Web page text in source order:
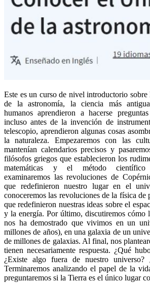
Este es un curso de nivel introductorio
de la astronomía, la ciencia más
humanos aprendieron a hacerse
incluso antes de la invención de
telescopio, aprendieron algunas cosas
la naturaleza. Empezaremos con las
mantenían calendarios precisos y
filósofos griegos que establecieron los
matemáticas y el método científico
examinaremos las revoluciones de
que redefinieron nuestro lugar en el
conoceremos las revoluciones de la física
que redefinieron nuestras ideas sobre el
y la energía. Por último, discutiremos cómo
nos ha demostrado que vivimos en un
millones de años), en una galaxia de un
de millones de galaxias. Al final, nos
tienen necesariamente respuesta. ¿Qué
¿Existe algo fuera de nuestro universo?
Terminaremos analizando el papel de la
preguntaremos si la Tierra es el único lugar